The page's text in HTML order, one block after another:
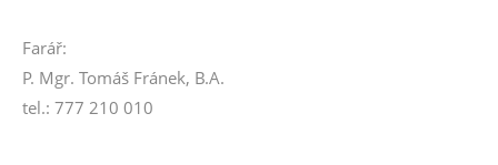
Farář:
P. Mgr. Tomáš Fránek, B.A.
tel.: 777 210 010